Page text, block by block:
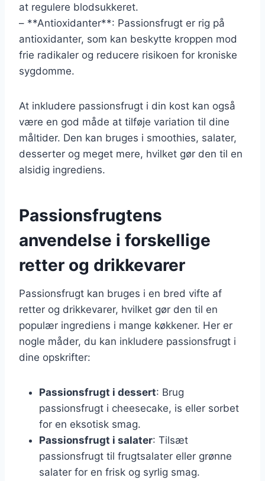
at regulere blodsukkeret.
– **Antioxidanter**: Passionsfrugt er rig på
antioxidanter, som kan beskytte kroppen mod
frie radikaler og reducere risikoen for kroniske
sygdomme.
At inkludere passionsfrugt i din kost kan også
være en god måde at tilføje variation til dine
måltider. Den kan bruges i smoothies, salater,
desserter og meget mere, hvilket gør den til en
alsidig ingrediens.
Passionsfrugtens
anvendelse i forskellige
retter og drikkevarer
Passionsfrugt kan bruges i en bred vifte af
retter og drikkevarer, hvilket gør den til en
populær ingrediens i mange køkkener. Her er
nogle måder, du kan inkludere passionsfrugt i
dine opskrifter:
Passionsfrugt i dessert: Brug
passionsfrugt i cheesecake, is eller sorbet
for en eksotisk smag.
Passionsfrugt i salater: Tilsæt
passionsfrugt til frugtsalater eller grønne
salater for en frisk og syrlig smag.